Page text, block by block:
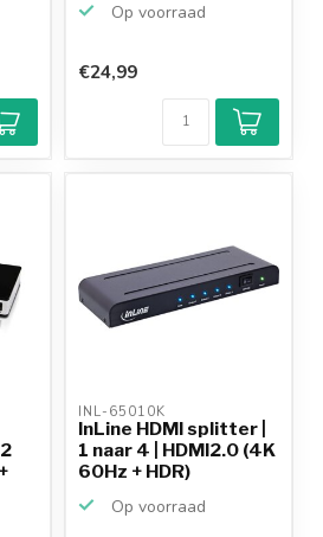
Op voorraad
€24,99
INL-65010K
InLine HDMI splitter |
1 naar 4 | HDMI2.0 (4K
60Hz + HDR)
Op voorraad